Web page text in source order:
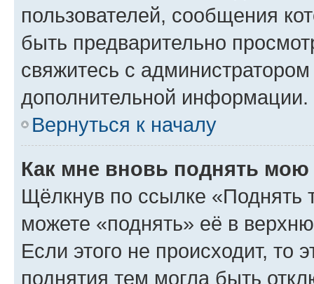
пользователей, сообщения
быть предварительно
свяжитесь с
дополнительной информации.
Вернуться к началу
Как мне вновь поднять мою
Щёлкнув по ссылке «Поднять
можете «поднять» её в
Если этого не происходит, то
поднятия тем могла быть